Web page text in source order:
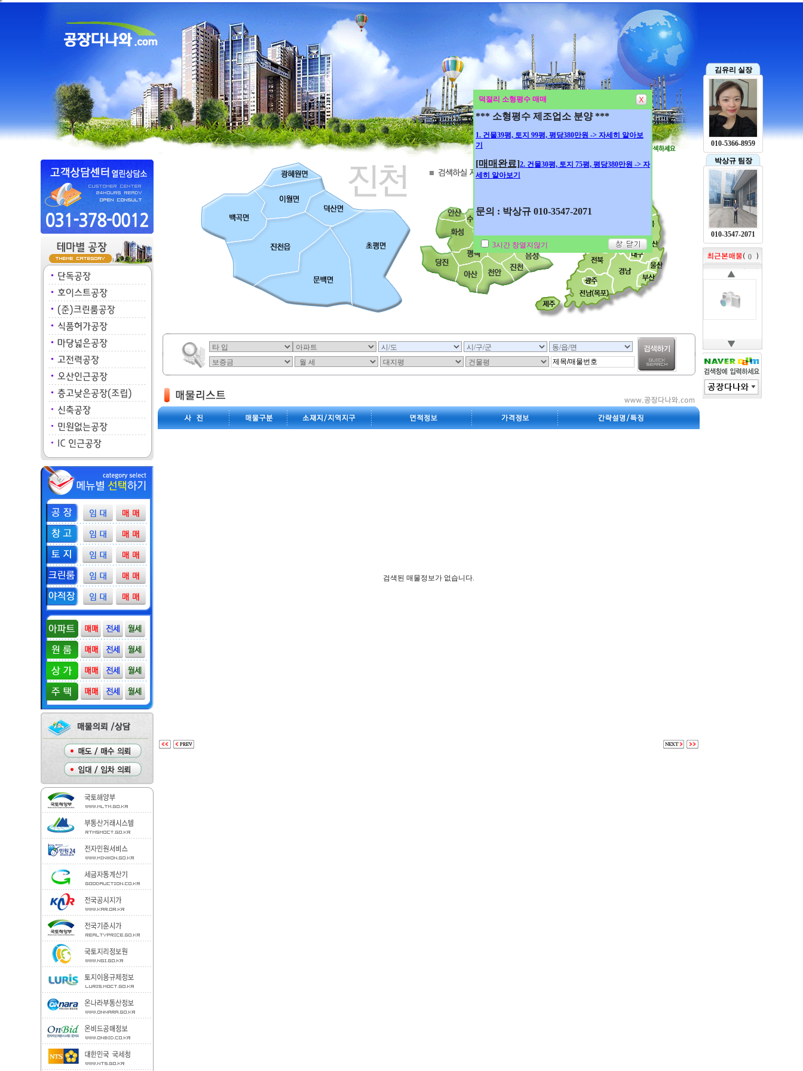
김유리 실장
010-5366-8959
박상규 팀장
010-3547-2071
0
검색된 매물정보가 없습니다.
덕절리 소형평수 매매
*** 소형평수 제조업소 분양 ***
1. 건물39평, 토지 99평, 평당380만원 -> 자세히 알아보
기
[매매완료]2. 건물30평, 토지 75평, 평당380만원 -> 자
세히 알아보기
문의 : 박상규 010-3547-2071
3시간 창열지않기